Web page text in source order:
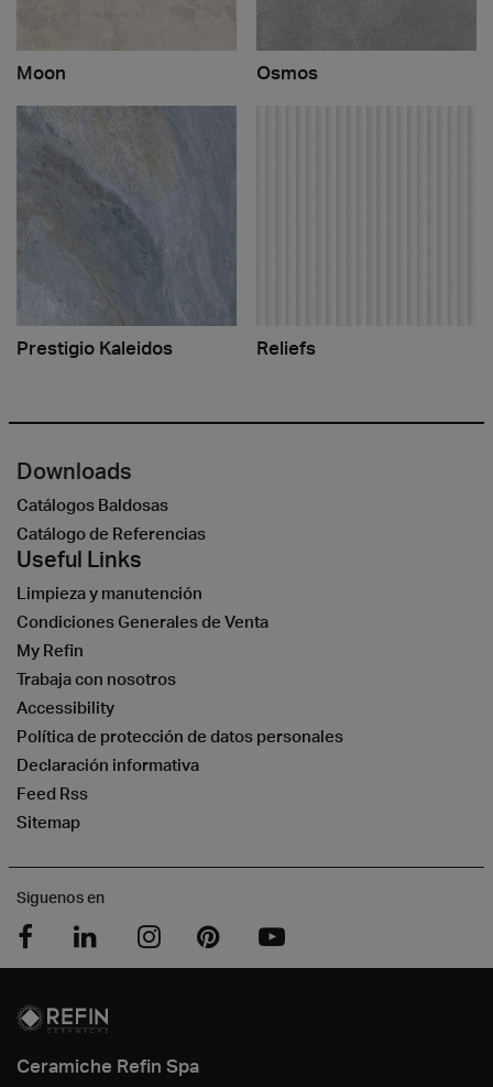
Moon Osmos
Prestigio Kaleidos Reliefs
Downloads
Catálogos Baldosas
Catálogo de Referencias
Useful Links
Limpieza y manutención
Condiciones Generales de Venta
My Refin
Trabaja con nosotros
Accessibility
Política de protección de datos personales
Declaración informativa
Feed Rss
Sitemap
Siguenos en
Ceramiche Refin Spa